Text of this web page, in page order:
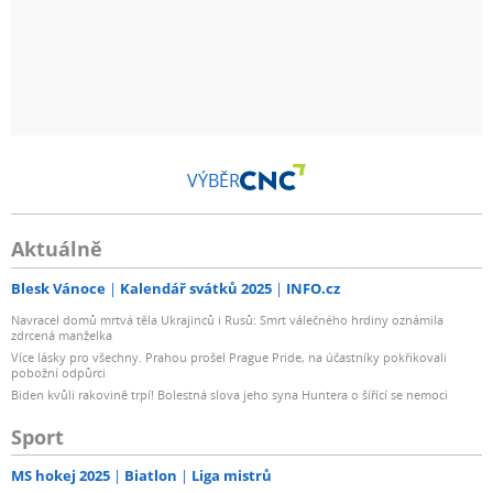
VÝBĚR
Aktuálně
Blesk Vánoce Kalendář svátků 2025 INFO.cz
Navracel domů mrtvá těla Ukrajinců i Rusů: Smrt válečného hrdiny oznámila
zdrcená manželka
Více lásky pro všechny. Prahou prošel Prague Pride, na účastníky pokřikovali
pobožní odpůrci
Biden kvůli rakovině trpí! Bolestná slova jeho syna Huntera o šířící se nemoci
Sport
MS hokej 2025 Biatlon Liga mistrů